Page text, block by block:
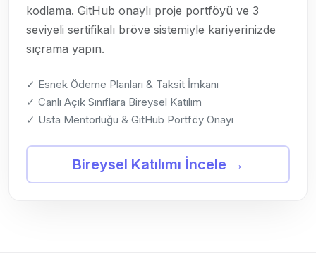
kodlama. GitHub onaylı proje portföyü ve 3
seviyeli sertifikalı bröve sistemiyle kariyerinizde
sıçrama yapın.
✓ Esnek Ödeme Planları & Taksit İmkanı
✓ Canlı Açık Sınıflara Bireysel Katılım
✓ Usta Mentorluğu & GitHub Portföy Onayı
Bireysel Katılımı İncele →